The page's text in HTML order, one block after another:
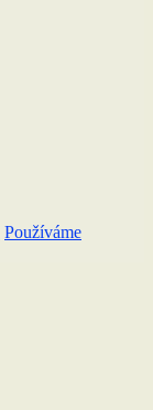
Používáme